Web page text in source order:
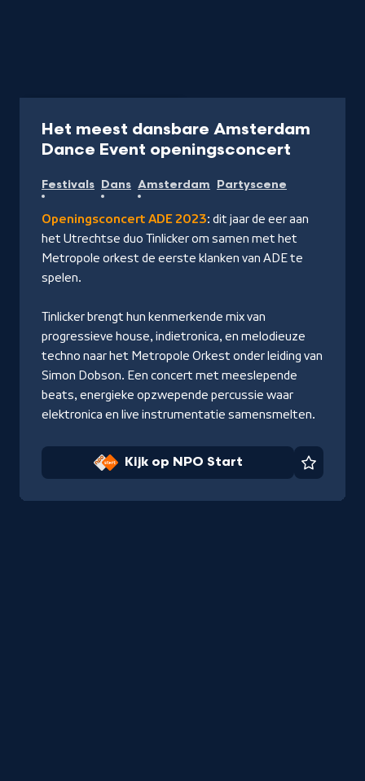
Het meest dansbare Amsterdam
Dance Event openingsconcert
Start
Festivals Dans Amsterdam Partyscene
Openingsconcert ADE 2023: dit jaar de eer aan
het Utrechtse duo Tinlicker om samen met het
Metropole orkest de eerste klanken van ADE te
spelen.
Tinlicker brengt hun kenmerkende mix van
progressieve house, indietronica, en melodieuze
techno naar het Metropole Orkest onder leiding van
Simon Dobson. Een concert met meeslepende
beats, energieke opzwepende percussie waar
elektronica en live instrumentatie samensmelten.
Kijk op NPO Start